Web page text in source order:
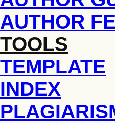
AUTHOR
TOOLS
TEMPLATE
INDEX